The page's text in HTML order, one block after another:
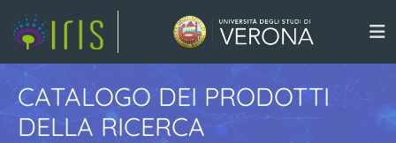
CATALOGO DEI PRODOTTI
DELLA RICERCA